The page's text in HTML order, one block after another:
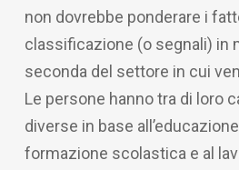
non dovrebbe ponderare i
classificazione (o segnali) in
seconda del settore in cui
Le persone hanno tra di loro
diverse in base
formazione scolastica e al